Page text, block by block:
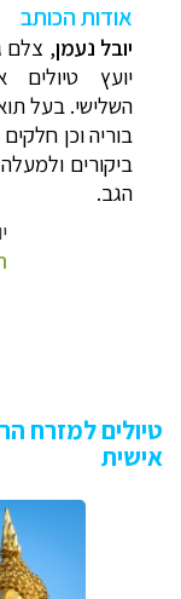
אודות הכותב
יובל נעמן, צלם
יועץ
השלישי. בעל
בוריה וכן
ביקורים
הגב.
טיולים למזרח
אישית